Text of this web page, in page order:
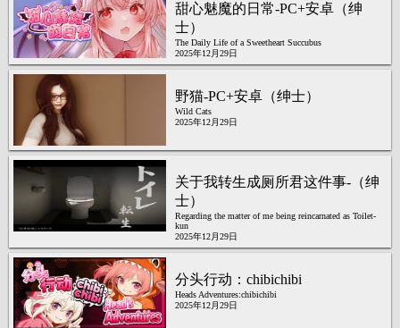
甜心魅魔的日常-PC+安卓（绅
士）
The Daily Life of a Sweetheart Succubus
2025年12月29日
野猫-PC+安卓（绅士）
Wild Cats
2025年12月29日
关于我转生成厕所君这件事-（绅
士）
Regarding the matter of me being reincarnated as Toilet-
kun
2025年12月29日
分头行动：chibichibi
Heads Adventures:chibichibi
2025年12月29日